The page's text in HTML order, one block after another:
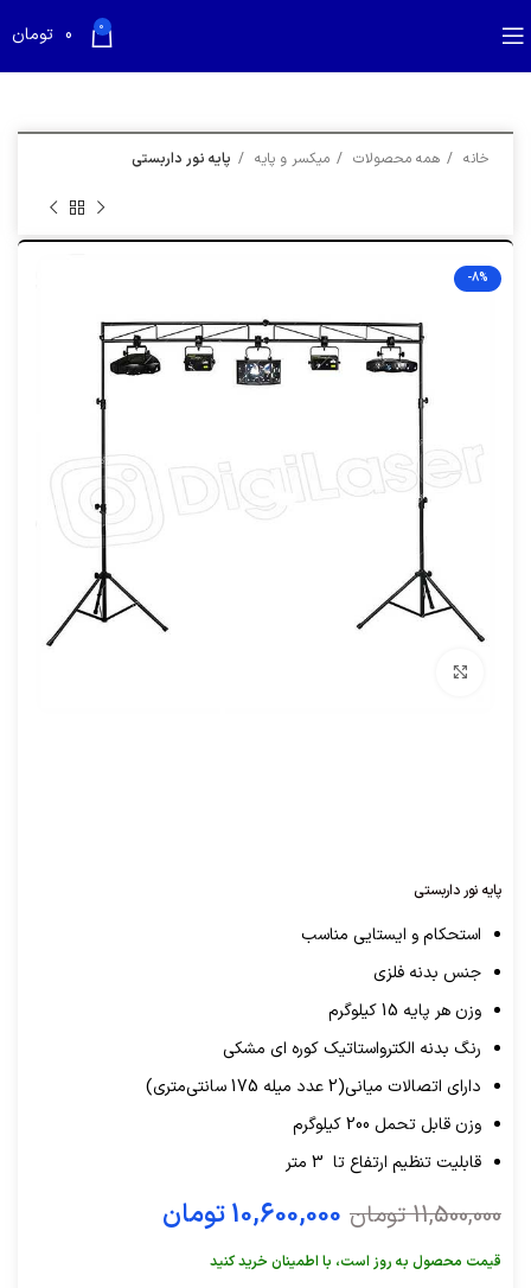
0
0 تومان
خانه همه محصولات میکسر و پایه پایه نور داربستی
-8%
پایه نور داربستی
استحکام و ایستایی مناسب
جنس بدنه فلزی
وزن هر پایه 15 کیلوگرم
رنگ بدنه الکترواستاتیک کوره ای مشکی
دارای اتصالات میانی(2 عدد میله 175 سانتی‌متری)
وزن قابل تحمل 200 کیلوگرم
قابلیت تنظیم ارتفاع تا 3 متر
11,500,000 تومان 10,600,000تومان
قیمت محصول به روز است، با اطمینان خرید کنید